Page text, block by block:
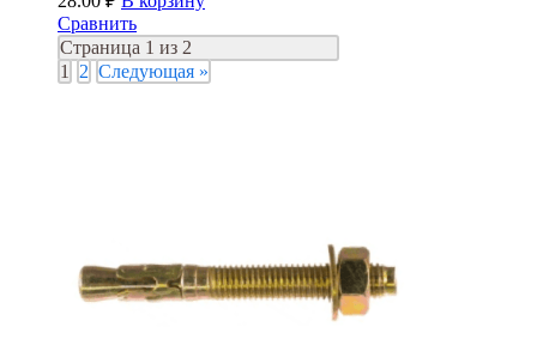
Сравнить
Страница 1 из 2
1
2 Следующая »